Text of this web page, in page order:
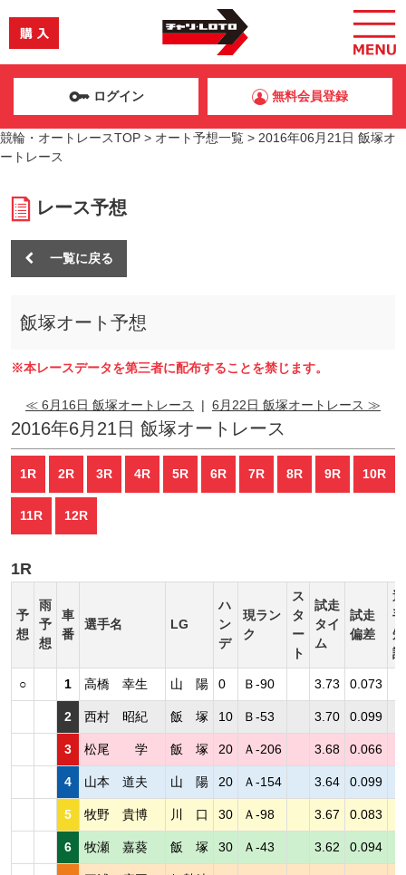
ログイン 無料会員登録
競輪・オートレースTOP > オート予想一覧 > 2016年06月21日 飯塚オ
ートレース
レース予想
一覧に戻る
飯塚オート予想
※本レースデータを第三者に配布することを禁じます。
≪ 6月16日 飯塚オートレース | 6月22日 飯塚オートレース ≫
2016年6月21日 飯塚オートレース
1R 2R 3R 4R 5R 6R 7R 8R 9R 10R
11R 12R
1R
予
想
雨
予
想
車
番
選手名 LG
ハ
ン
デ
現ラン
ク
ス
タ
ー
ト
試走
タイ
ム
試走
偏差
選
手
短
評
○ 1 高橋 幸生 山 陽 0 Ｂ-90 3.73 0.073
2 西村 昭紀 飯 塚 10 Ｂ-53 3.70 0.099
3 松尾 学 飯 塚 20 Ａ-206 3.68 0.066
4 山本 道夫 山 陽 20 Ａ-154 3.64 0.099
5 牧野 貴博 川 口 30 Ａ-98 3.67 0.083
6 牧瀬 嘉葵 飯 塚 30 Ａ-43 3.62 0.094